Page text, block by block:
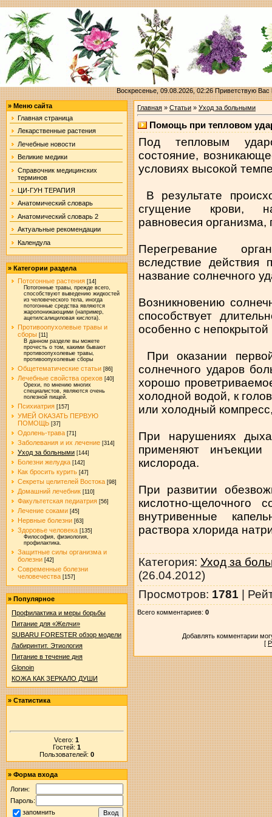
Воскресенье, 09.08.2026, 02:26Приветствую Вас
» Меню сайта
Главная страница
Лекарственные растения
Лечебные новости
Великие медики
Справочник медицинских
терминов
ЦИ-ГУН ТЕРАПИЯ
Анатомический словарь
Анатомический словарь 2
Актуальные рекомендации
Календула
» Категории раздела
Потогонные растения [14]
Потогонные травы, прежде всего,
способствуют выведению жидкостей
из человеческого тела, иногда
потогонные средства являются
жаропонижающими (например,
ацетилсалициловая кислота).
Противоопухолевые травы и
сборы [11]
В данном разделе вы можете
прочесть о том, какими бывают
противоопухолевые травы,
противоопухолевые сборы
Общетематические статьи [86]
Лечебные свойства орехов [40]
Орехи, по мнению многих
специалистов, являются очень
полезной пищей.
Психиатрия [157]
УМЕЙ ОКАЗАТЬ ПЕРВУЮ
ПОМОЩЬ [37]
Одолень-трава [71]
Заболевания и их лечение [314]
Уход за больными [144]
Болезни желудка [142]
Как бросить курить [47]
Секреты целителей Востока [98]
Домашний лечебник [110]
Факультетская педиатрия [56]
Лечение соками [45]
Нервные болезни [63]
Здоровье человека [135]
Философия, физиология,
профилактика.
Защитные силы организма и
болезни [42]
Современные болезни
человечества [157]
» Популярное
Профилактика и меры борьбы
Питание для «Желчи»
SUBARU FORESTER обзор модели
Лабиринтит. Этиология
Питание в течение дня
Glonoin
КОЖА КАК ЗЕРКАЛО ДУШИ
» Статистика
Vсего:1
Гостей: 1
Пользователей: 0
» Форма входа
Логин:
Пароль:
запомнить
Главная» Статьи» Уход за больными
Помощь при тепловом
Под тепловым
состояние,
условиях высокой
В результате
сгущение крови,
равновесия организма,
Перегревание
вследствие действия
название солнечного
Возникновению
способствует
особенно с непокрытой
При оказании
солнечного ударов
хорошо
холодной водой, к
или холодный
При нарушениях
применяют
кислорода.
При развитии
кислотно-щелочного
внутривенные
раствора хлорида
Категория: Уход за
(26.04.2012)
Просмотров: 1781 |
Всего комментариев: 0
Добавлять комментарии
[